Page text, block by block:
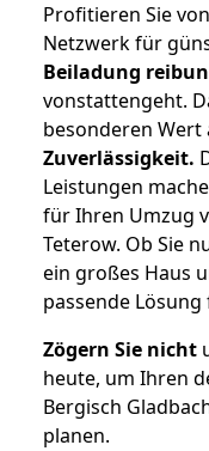
Profitieren Sie
Netzwerk für
Beiladung
vonstattengeht.
besonderen Wert
Zuverlässigkeit.
Leistungen
für Ihren Umzug
Teterow. Ob Sie
ein großes Haus
passende Lösung
Zögern Sie nicht
heute, um Ihren
Bergisch
planen.